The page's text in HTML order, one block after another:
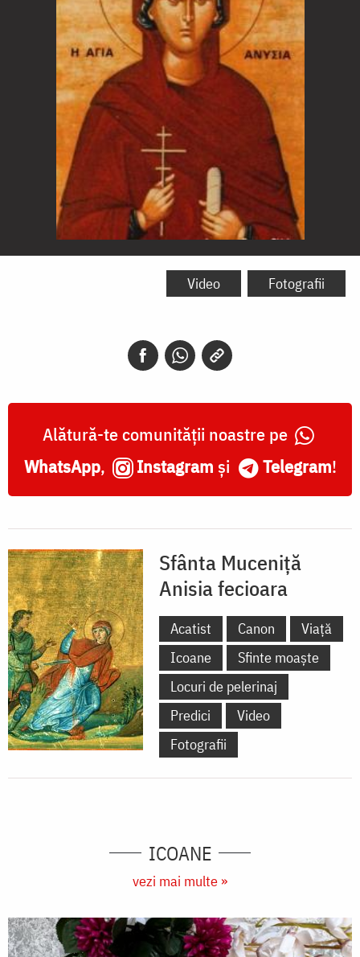
Sfânta
Video Fotografii
Alătură-te comunității noastre pe
WhatsApp, Instagram și Telegram!
Sfânta Muceniță
Anisia fecioara
Acatist Canon
Viață
Icoane
Sfinte moaște
Locuri de pelerinaj
Predici
Video
Fotografii
ICOANE
vezi mai multe »